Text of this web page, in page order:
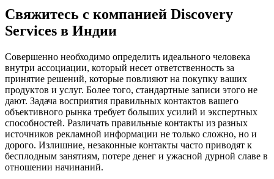
Свяжитесь с компанией Discovery
Services в Индии
Совершенно необходимо определить идеального человека
внутри ассоциации, который несет ответственность за
принятие решений, которые повлияют на покупку ваших
продуктов и услуг. Более того, стандартные записи этого не
дают. Задача восприятия правильных контактов вашего
объективного рынка требует больших усилий и экспертных
способностей. Различать правильные контакты из разных
источников рекламной информации не только сложно, но и
дорого. Излишние, незаконные контакты часто приводят к
бесплодным занятиям, потере денег и ужасной дурной славе в
отношении начинаний.